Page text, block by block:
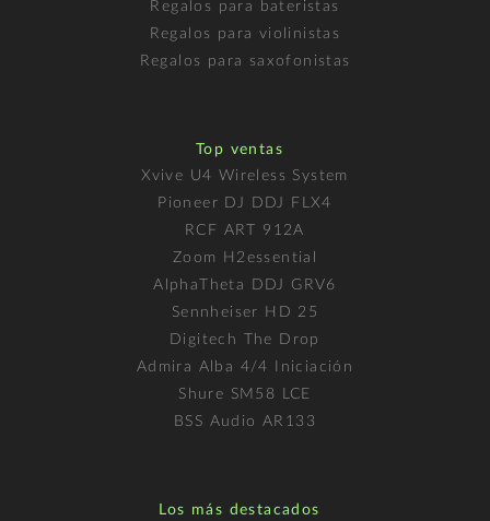
Regalos para bateristas
Regalos para violinistas
Regalos para saxofonistas
Top ventas
Xvive U4 Wireless System
Pioneer DJ DDJ FLX4
RCF ART 912A
Zoom H2essential
AlphaTheta DDJ GRV6
Sennheiser HD 25
Digitech The Drop
Admira Alba 4/4 Iniciación
Shure SM58 LCE
BSS Audio AR133
Los más destacados